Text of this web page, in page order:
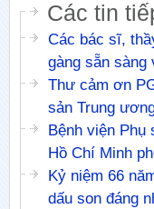
Các tin
Các bác sĩ,
gàng sẵn sàng
Thư cảm ơn
sản Trung
Bệnh viện Phụ
Hồ Chí Minh
Kỷ niệm 66
dấu son đáng